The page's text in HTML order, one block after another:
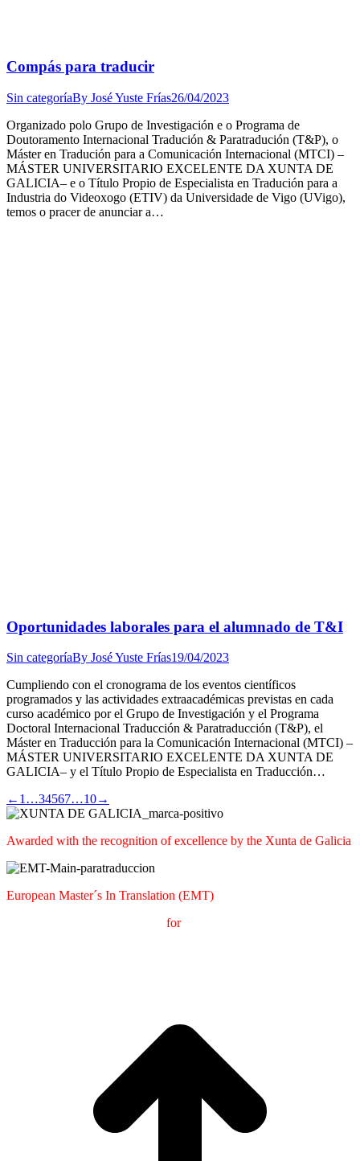
Compás para traducir
Sin categoríaBy José Yuste Frías26/04/2023
Organizado polo Grupo de Investigación e o Programa de
Doutoramento Internacional Tradución & Paratradución (T&P), o
Máster en Tradución para a Comunicación Internacional (MTCI) –
MÁSTER UNIVERSITARIO EXCELENTE DA XUNTA DE
GALICIA– e o Título Propio de Especialista en Tradución para a
Industria do Videoxogo (ETIV) da Universidade de Vigo (UVigo),
temos o pracer de anunciar a…
Oportunidades laborales para el alumnado de T&I
Sin categoríaBy José Yuste Frías19/04/2023
Cumpliendo con el cronograma de los eventos científicos
programados y las actividades extraacadémicas previstas en cada
curso académico por el Grupo de Investigación y el Programa
Doctoral Internacional Traducción & Paratraducción (T&P), el
Máster en Traducción para la Comunicación Internacional (MTCI) –
MÁSTER UNIVERSITARIO EXCELENTE DA XUNTA DE
GALICIA– y el Título Propio de Especialista en Traducción…
← 1 …34567…10→
Awarded with the recognition of excellence by the Xunta de Galicia
European Master´s In Translation (EMT)
forInternational